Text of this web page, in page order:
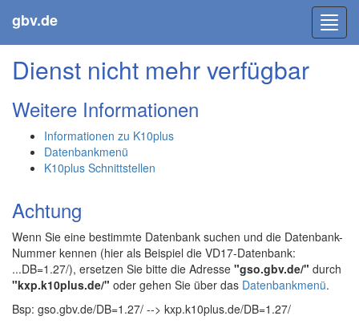
gbv.de
Dienst nicht mehr verfügbar
Weitere Informationen
Informationen zu K10plus
Datenbankmenü
K10plus Schnittstellen
Achtung
Wenn Sie eine bestimmte Datenbank suchen und die Datenbank-
Nummer kennen (hier als Beispiel die VD17-Datenbank:
...DB=1.27/), ersetzen Sie bitte die Adresse "gso.gbv.de/" durch
"kxp.k10plus.de/" oder gehen Sie über das Datenbankmenü.
Bsp: gso.gbv.de/DB=1.27/ --> kxp.k10plus.de/DB=1.27/